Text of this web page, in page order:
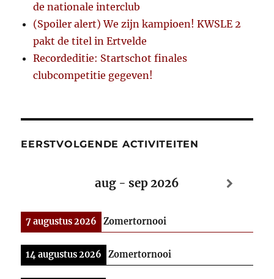
de nationale interclub
(Spoiler alert) We zijn kampioen! KWSLE 2
pakt de titel in Ertvelde
Recordeditie: Startschot finales
clubcompetitie gegeven!
EERSTVOLGENDE ACTIVITEITEN
aug - sep 2026
7 augustus 2026 Zomertornooi
14 augustus 2026 Zomertornooi